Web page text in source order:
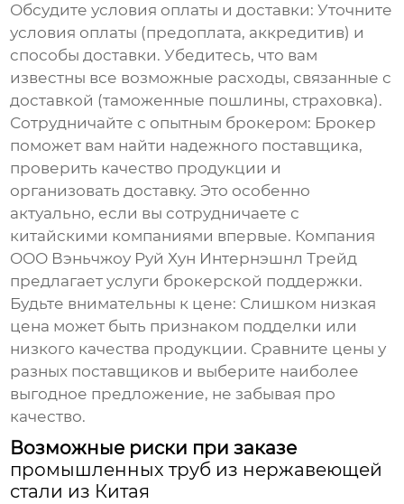
Обсудите условия оплаты и доставки: Уточните
условия оплаты (предоплата, аккредитив) и
способы доставки. Убедитесь, что вам
известны все возможные расходы, связанные с
доставкой (таможенные пошлины, страховка).
Сотрудничайте с опытным брокером: Брокер
поможет вам найти надежного поставщика,
проверить качество продукции и
организовать доставку. Это особенно
актуально, если вы сотрудничаете с
китайскими компаниями впервые. Компания
ООО Вэньчжоу Руй Хун Интернэшнл Трейд
предлагает услуги брокерской поддержки.
Будьте внимательны к цене: Слишком низкая
цена может быть признаком подделки или
низкого качества продукции. Сравните цены у
разных поставщиков и выберите наиболее
выгодное предложение, не забывая про
качество.
Возможные риски при заказе
промышленных труб из нержавеющей
стали из Китая